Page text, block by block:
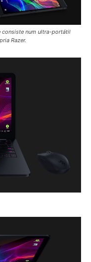
consiste num ultra-portátil
Razer.